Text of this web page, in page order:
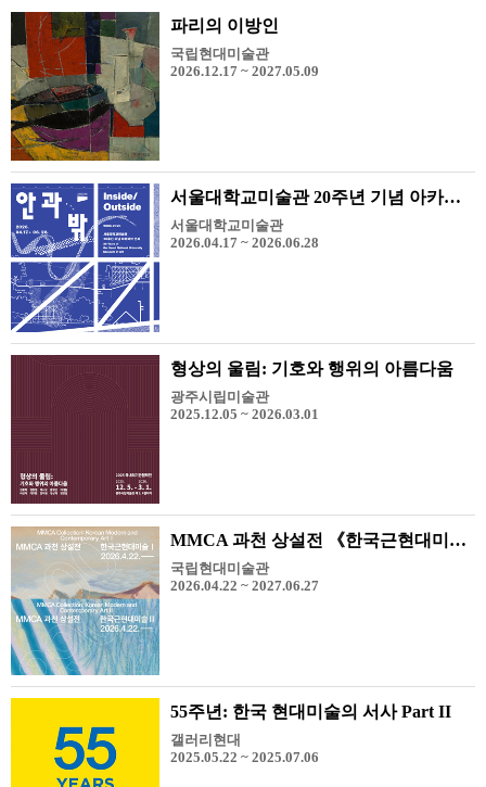
파리의 이방인
국립현대미술관
2026.12.17 ~ 2027.05.09
서울대학교미술관 20주년 기념 아카이브 전시 《안과 밖》
서울대학교미술관
2026.04.17 ~ 2026.06.28
형상의 울림: 기호와 행위의 아름다움
광주시립미술관
2025.12.05 ~ 2026.03.01
MMCA 과천 상설전 《한국근현대미술 I, II》
국립현대미술관
2026.04.22 ~ 2027.06.27
55주년: 한국 현대미술의 서사 Part II
갤러리현대
2025.05.22 ~ 2025.07.06